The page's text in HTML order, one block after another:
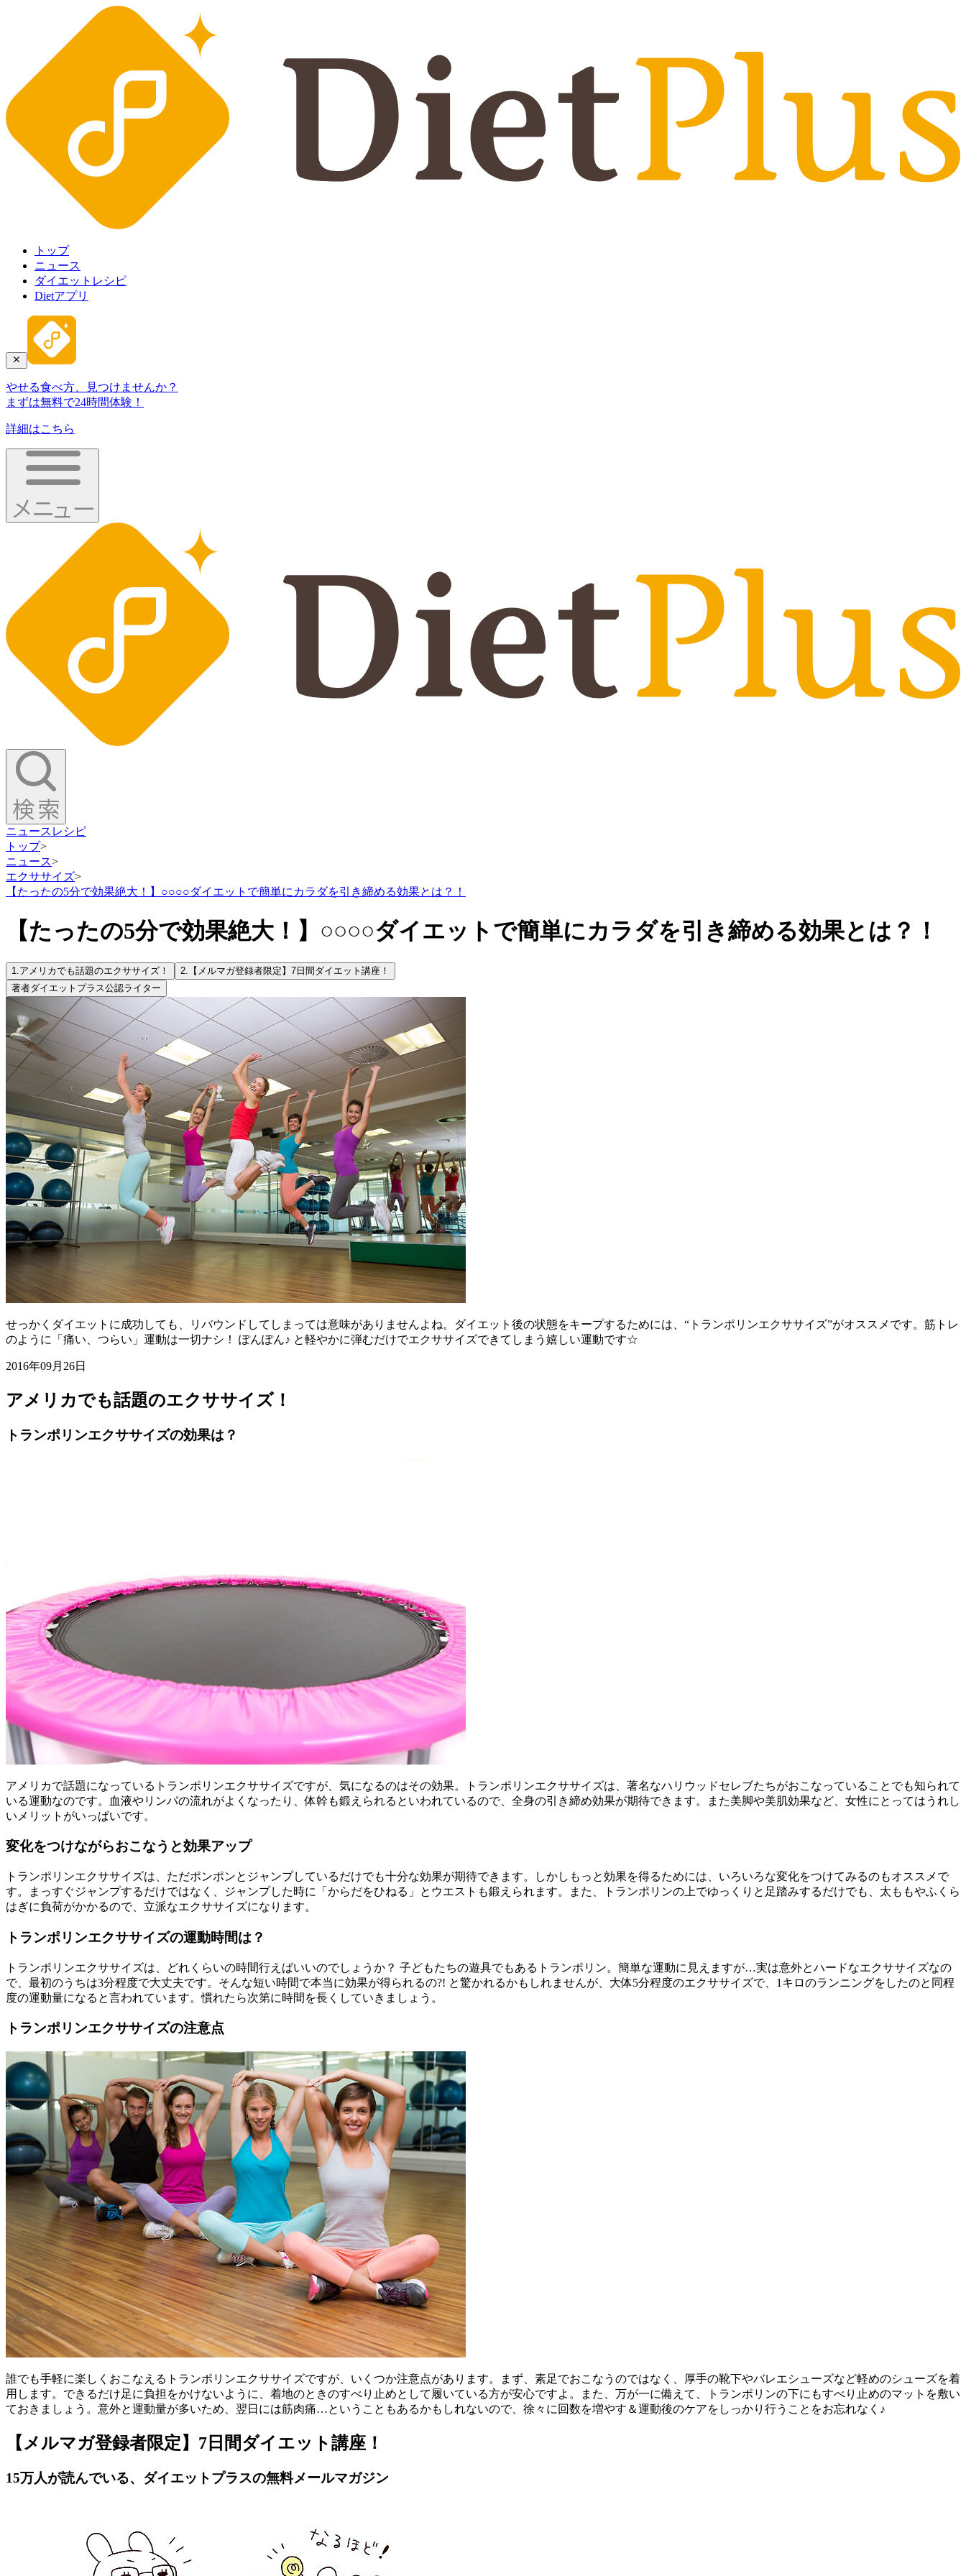
トップ
ニュース
ダイエットレシピ
Dietアプリ
やせる食べ方、見つけませんか？
まずは無料で24時間体験！
詳細はこちら
ニュース レシピ
トップ>
ニュース>
エクササイズ>
【たったの5分で効果絶大！】○○○○ダイエットで簡単にカラダを引き締める効果とは？！
【たったの5分で効果絶大！】○○○○ダイエットで簡単にカラダを引き締める効果とは？！
1.アメリカでも話題のエクササイズ！ 2. 【メルマガ登録者限定】7日間ダイエット講座！
著者ダイエットプラス公認ライター
せっかくダイエットに成功しても、リバウンドしてしまっては意味がありませんよね。ダイエット後の状態をキープするためには、“トランポリンエクササイズ”がオススメです。筋トレ
のように「痛い、つらい」運動は一切ナシ！ ぽんぽん♪ と軽やかに弾むだけでエクササイズできてしまう嬉しい運動です☆
2016年09月26日
アメリカでも話題のエクササイズ！
トランポリンエクササイズの効果は？
アメリカで話題になっているトランポリンエクササイズですが、気になるのはその効果。トランポリンエクササイズは、著名なハリウッドセレブたちがおこなっていることでも知られて
いる運動なのです。血液やリンパの流れがよくなったり、体幹も鍛えられるといわれているので、全身の引き締め効果が期待できます。また美脚や美肌効果など、女性にとってはうれし
いメリットがいっぱいです。
変化をつけながらおこなうと効果アップ
トランポリンエクササイズは、ただポンポンとジャンプしているだけでも十分な効果が期待できます。しかしもっと効果を得るためには、いろいろな変化をつけてみるのもオススメで
す。まっすぐジャンプするだけではなく、ジャンプした時に「からだをひねる」とウエストも鍛えられます。また、トランポリンの上でゆっくりと足踏みするだけでも、太ももやふくら
はぎに負荷がかかるので、立派なエクササイズになります。
トランポリンエクササイズの運動時間は？
トランポリンエクササイズは、どれくらいの時間行えばいいのでしょうか？ 子どもたちの遊具でもあるトランポリン。簡単な運動に見えますが…実は意外とハードなエクササイズなの
で、最初のうちは3分程度で大丈夫です。そんな短い時間で本当に効果が得られるの?! と驚かれるかもしれませんが、大体5分程度のエクササイズで、1キロのランニングをしたのと同程
度の運動量になると言われています。慣れたら次第に時間を長くしていきましょう。
トランポリンエクササイズの注意点
誰でも手軽に楽しくおこなえるトランポリンエクササイズですが、いくつか注意点があります。まず、素足でおこなうのではなく、厚手の靴下やバレエシューズなど軽めのシューズを着
用します。できるだけ足に負担をかけないように、着地のときのすべり止めとして履いている方が安心ですよ。また、万が一に備えて、トランポリンの下にもすべり止めのマットを敷い
ておきましょう。意外と運動量が多いため、翌日には筋肉痛…ということもあるかもしれないので、徐々に回数を増やす＆運動後のケアをしっかり行うことをお忘れなく♪
【メルマガ登録者限定】7日間ダイエット講座！
15万人が読んでいる、ダイエットプラスの無料メールマガジン